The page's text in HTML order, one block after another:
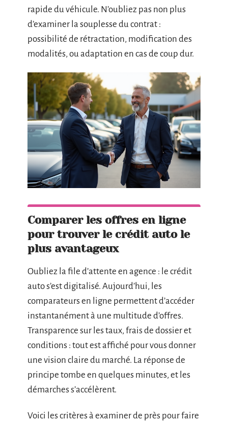
rapide du véhicule. N’oubliez pas non plus
d’examiner la souplesse du contrat :
possibilité de rétractation, modification des
modalités, ou adaptation en cas de coup dur.
Comparer les offres en ligne
pour trouver le crédit auto le
plus avantageux
Oubliez la file d’attente en agence : le crédit
auto s’est digitalisé. Aujourd’hui, les
comparateurs en ligne permettent d’accéder
instantanément à une multitude d’offres.
Transparence sur les taux, frais de dossier et
conditions : tout est affiché pour vous donner
une vision claire du marché. La réponse de
principe tombe en quelques minutes, et les
démarches s’accélèrent.
Voici les critères à examiner de près pour faire